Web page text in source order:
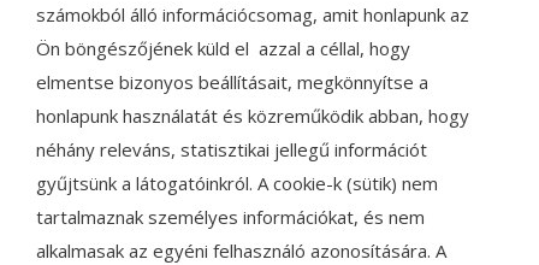
számokból álló információcsomag, amit honlapunk az
Ön böngészőjének küld el azzal a céllal, hogy
elmentse bizonyos beállításait, megkönnyítse a
honlapunk használatát és közreműködik abban, hogy
néhány releváns, statisztikai jellegű információt
gyűjtsünk a látogatóinkról. A cookie-k (sütik) nem
tartalmaznak személyes információkat, és nem
alkalmasak az egyéni felhasználó azonosítására. A